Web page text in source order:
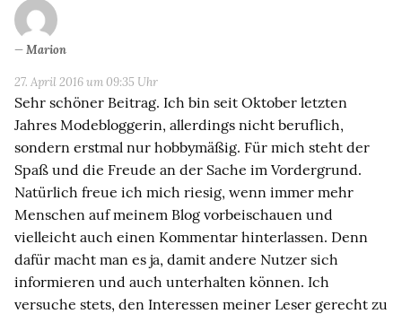
Marion
27. April 2016 um 09:35 Uhr
Sehr schöner Beitrag. Ich bin seit Oktober letzten
Jahres Modebloggerin, allerdings nicht beruflich,
sondern erstmal nur hobbymäßig. Für mich steht der
Spaß und die Freude an der Sache im Vordergrund.
Natürlich freue ich mich riesig, wenn immer mehr
Menschen auf meinem Blog vorbeischauen und
vielleicht auch einen Kommentar hinterlassen. Denn
dafür macht man es ja, damit andere Nutzer sich
informieren und auch unterhalten können. Ich
versuche stets, den Interessen meiner Leser gerecht zu